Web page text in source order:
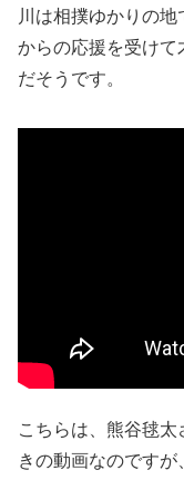
川は相撲ゆかりの
からの応援を受けて
だそうです。
こちらは、熊谷毬
きの動画なのです